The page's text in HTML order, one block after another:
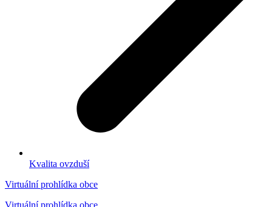
Kvalita ovzduší
Virtuální prohlídka obce
Virtuální prohlídka obce